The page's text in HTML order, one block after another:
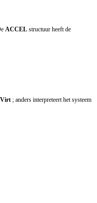
ACCEL structuur heeft de
; anders interpreteert het systeem